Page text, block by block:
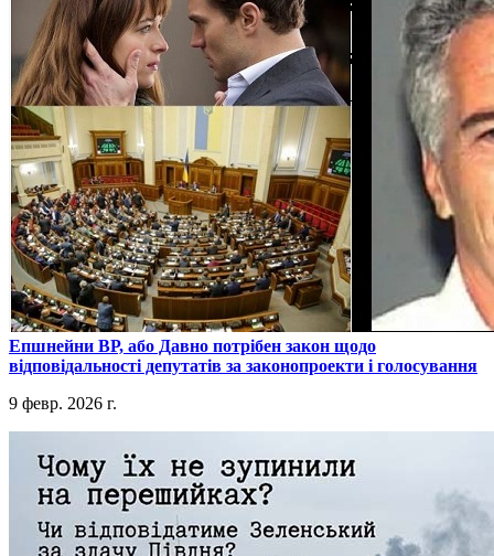
​Епшнейни ВР, або Давно потрібен закон щодо
відповідальності депутатів за законопроекти і голосування
9 февр. 2026 г.